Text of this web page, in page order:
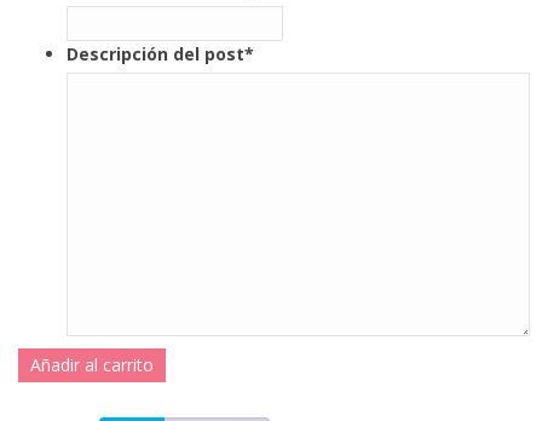
Descripción del post*
Añadir al carrito